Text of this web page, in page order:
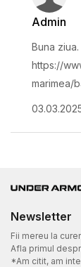
Admin
Buna
https://
marimea/
Newsletter
Fii mereu la
Afla primul
*Am citit, am